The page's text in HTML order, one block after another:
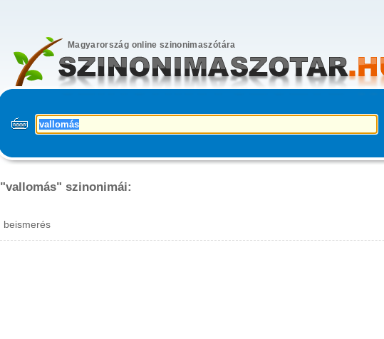
Magyarország online szinonimaszótára
"vallomás" szinonimái:
beismerés